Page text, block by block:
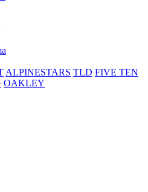
ALPINESTARS TLD FIVE TEN
OAKLEY